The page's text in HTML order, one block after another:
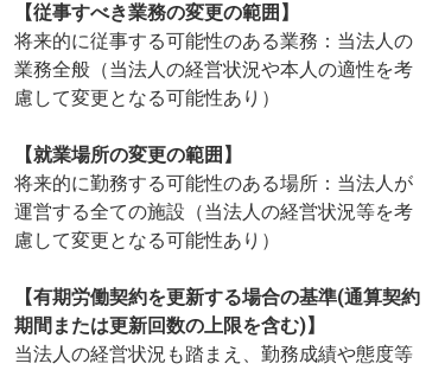
【従事すべき業務の変更の範囲】
将来的に従事する可能性のある業務：当法人の
業務全般（当法人の経営状況や本人の適性を考
慮して変更となる可能性あり）
【就業場所の変更の範囲】
将来的に勤務する可能性のある場所：当法人が
運営する全ての施設（当法人の経営状況等を考
慮して変更となる可能性あり）
【有期労働契約を更新する場合の基準(通算契約
期間または更新回数の上限を含む)】
当法人の経営状況も踏まえ、勤務成績や態度等